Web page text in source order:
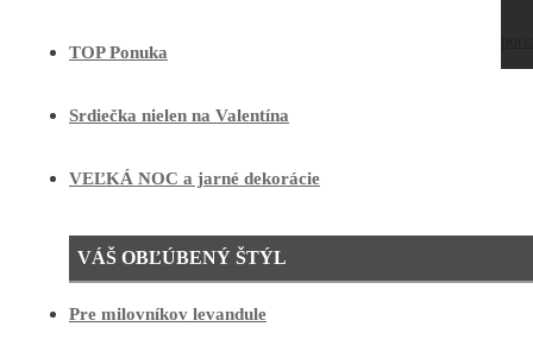
TOP Ponuka
Srdiečka nielen na Valentína
VEĽKÁ NOC a jarné dekorácie
VÁŠ OBĽÚBENÝ ŠTÝL
Pre milovníkov levandule